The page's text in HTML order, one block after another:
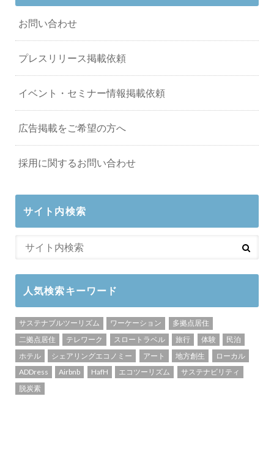
お問い合わせ
プレスリリース掲載依頼
イベント・セミナー情報掲載依頼
広告掲載をご希望の方へ
採用に関するお問い合わせ
サイト内検索
人気検索キーワード
サステナブルツーリズム ワーケーション
多拠点居住
二拠点居住
テレワーク スロートラベル 旅行 体験
民泊
ホテル
シェアリングエコノミー アート 地方創生
ローカル
ADDress
Airbnb HafH エコツーリズム
サステナビリティ
脱炭素